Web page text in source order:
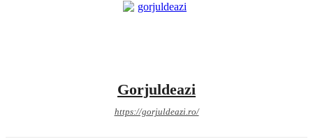
Gorjuldeazi
https://gorjuldeazi.ro/